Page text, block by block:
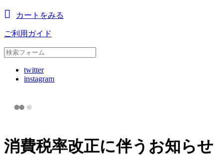
カートをみる
ご利用ガイド
twitter
instagram
消費税率改正に伴うお知らせ